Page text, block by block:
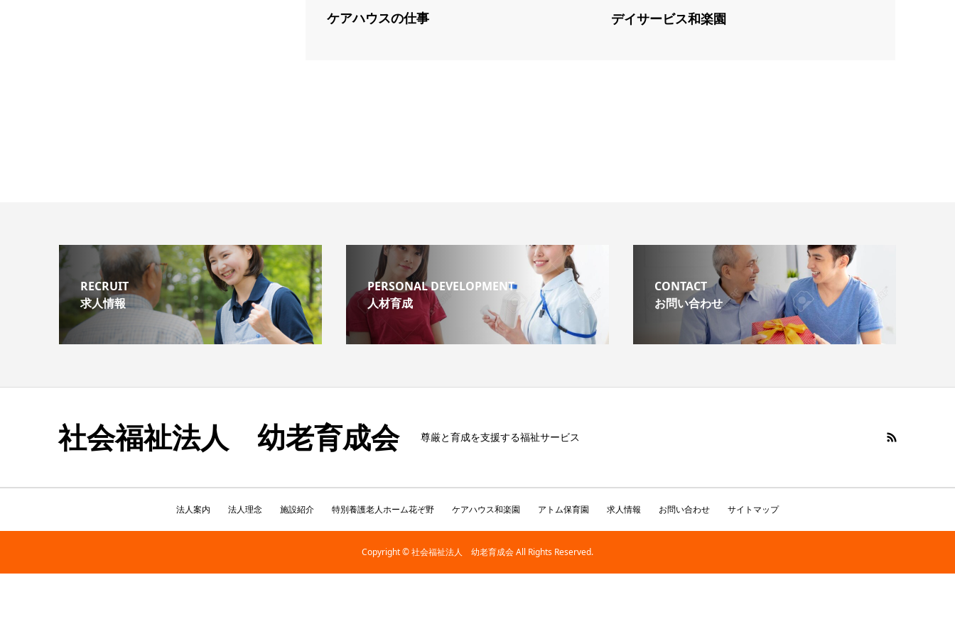
ケアハウスの仕事 デイサービス和楽園
RECRUIT
求人情報
PERSONAL DEVELOPMENT
人材育成
CONTACT
お問い合わせ
社会福祉法人 幼老育成会 尊厳と育成を支援する福祉サービス
法人案内 法人理念 施設紹介 特別養護老人ホーム花ぞ野 ケアハウス和楽園 アトム保育園 求人情報 お問い合わせ サイトマップ
Copyright © 社会福祉法人 幼老育成会 All Rights Reserved.